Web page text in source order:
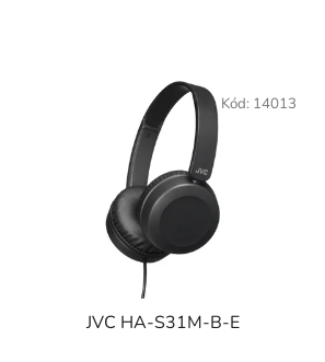
JVC HA-S31M-B-E
Kód: 14013